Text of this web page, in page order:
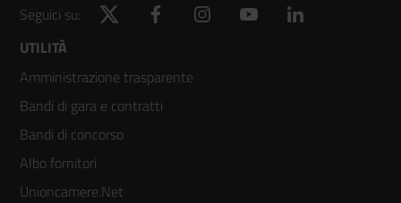
Seguici su:
Twitter Facebook Instagram YouTube
Footer
menù
colonna
2
UTILITÀ
Amministrazione trasparente
Bandi di gara e contratti
Bandi di concorso
Albo fornitori
Unioncamere.Net